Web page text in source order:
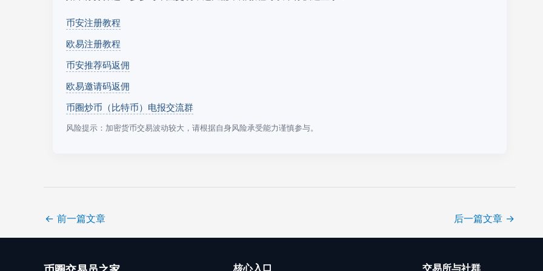
币安注册教程
欧易注册教程
币安推荐码返佣
欧易邀请码返佣
币圈炒币（比特币）电报交流群
风险提示：加密货币交易波动较大，请根据自身风险承受能力谨慎参与。
← 前一篇文章 后一篇文章 →
核心入口 交易所与社群